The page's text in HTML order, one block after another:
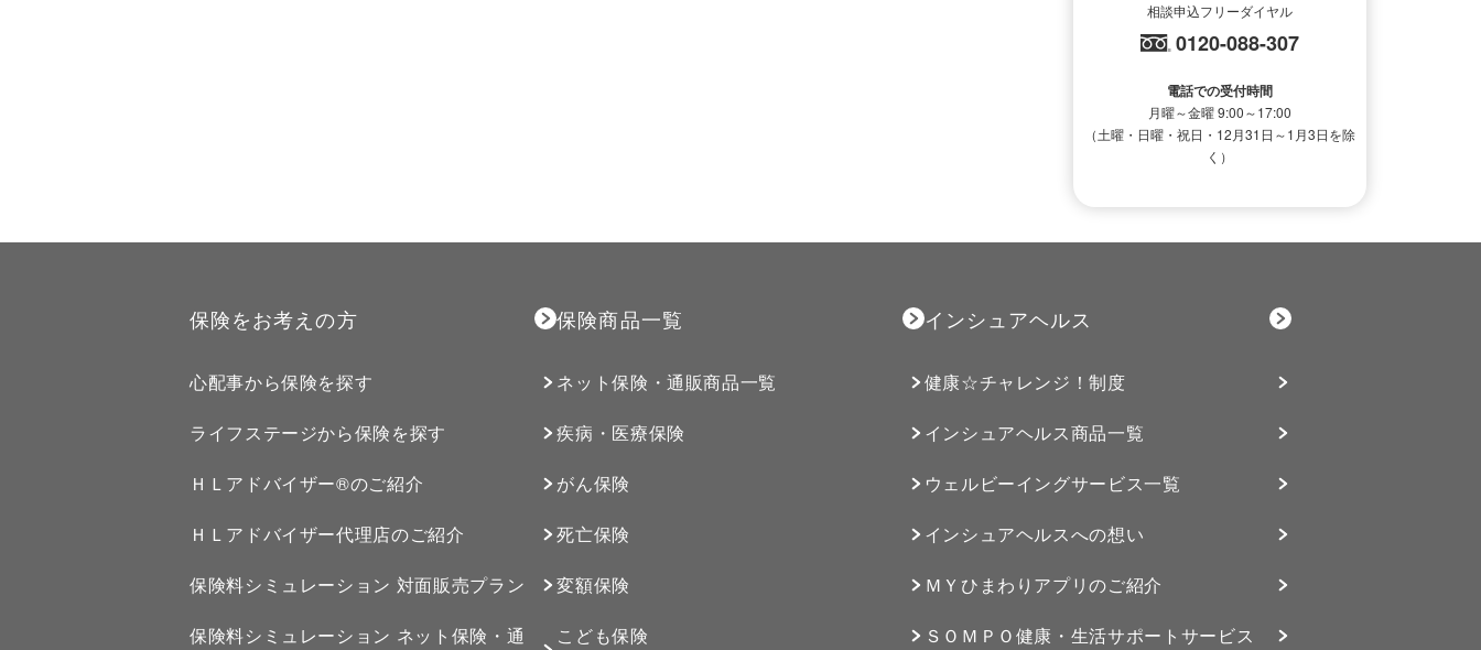
相談申込フリーダイヤル
0120-088-307
電話での受付時間
月曜～金曜 9:00～17:00
（土曜・日曜・祝日・12月31日～1月3日を除
く）
保険をお考えの方
心配事から保険を探す
ライフステージから保険を探す
ＨＬアドバイザー®のご紹介
ＨＬアドバイザー代理店のご紹介
保険料シミュレーション 対面販売プラン
保険料シミュレーション ネット保険・通
保険商品一覧
ネット保険・通販商品一覧
疾病・医療保険
がん保険
死亡保険
変額保険
こども保険
インシュアヘルス
健康☆チャレンジ！制度
インシュアヘルス商品一覧
ウェルビーイングサービス⼀覧
インシュアヘルスへの想い
ＭＹひまわりアプリのご紹介
ＳＯＭＰＯ健康・生活サポートサービス